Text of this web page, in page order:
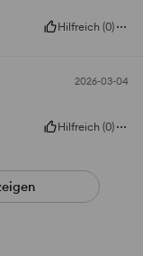
Hilfreich (0)
2026-03-04
Hilfreich (0)